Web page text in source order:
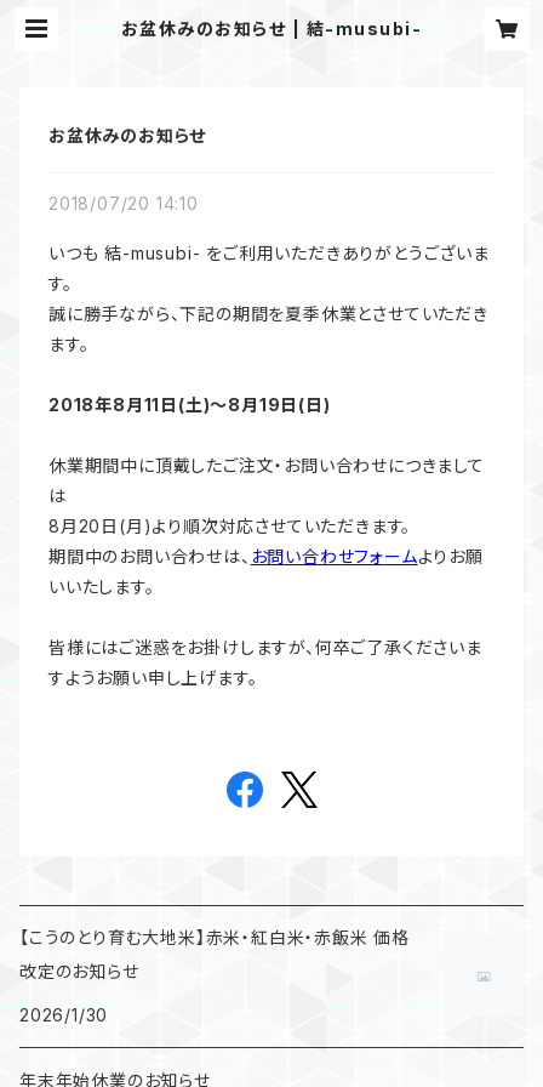
お盆休みのお知らせ | 結-musubi-
お盆休みのお知らせ
2018/07/20 14:10
いつも 結-musubi- をご利用いただきありがとうございま
す。
誠に勝手ながら、下記の期間を夏季休業とさせていただき
ます。
2018年8月11日(土)～8月19日(日)
休業期間中に頂戴したご注文・お問い合わせにつきまして
は
8月20日(月)より順次対応させていただきます。
期間中のお問い合わせは、 お問い合わせフォームよりお願
いいたします。
皆様にはご迷惑をお掛けしますが、何卒ご了承くださいま
すようお願い申し上げます。
【こうのとり育む大地米】赤米・紅白米・赤飯米 価格
改定のお知らせ
2026/1/30
年末年始休業のお知らせ